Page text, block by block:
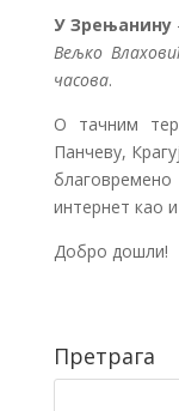
У Зрењанину
Вељко
часова.
О тачним
Панчеву,
интернет као
Добро дошли!
Претрага